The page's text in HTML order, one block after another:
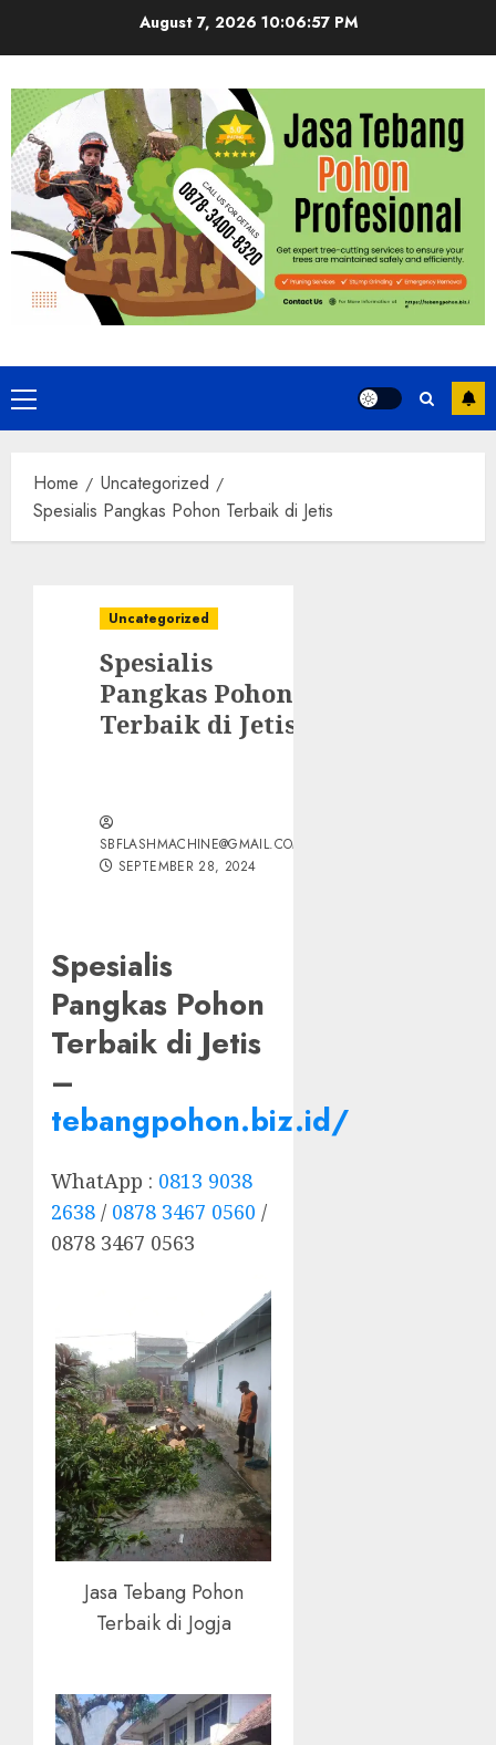
August 7, 2026 10:06:58 PM
Primary
Menu
Home
Uncategorized
Spesialis Pangkas Pohon Terbaik di Jetis
Uncategorized
Spesialis
Pangkas Pohon
Terbaik di Jetis
SBFLASHMACHINE@GMAIL.COM
SEPTEMBER 28, 2024
Spesialis
Pangkas Pohon
Terbaik di Jetis
–
tebangpohon.biz.id/
WhatApp : 0813 9038
2638 / 0878 3467 0560 /
0878 3467 0563
Jasa Tebang Pohon
Terbaik di Jogja